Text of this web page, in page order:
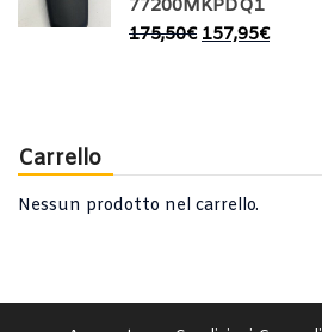
77200MKPDQ1
175,50€ 157,95€
Carrello
Nessun prodotto nel carrello.